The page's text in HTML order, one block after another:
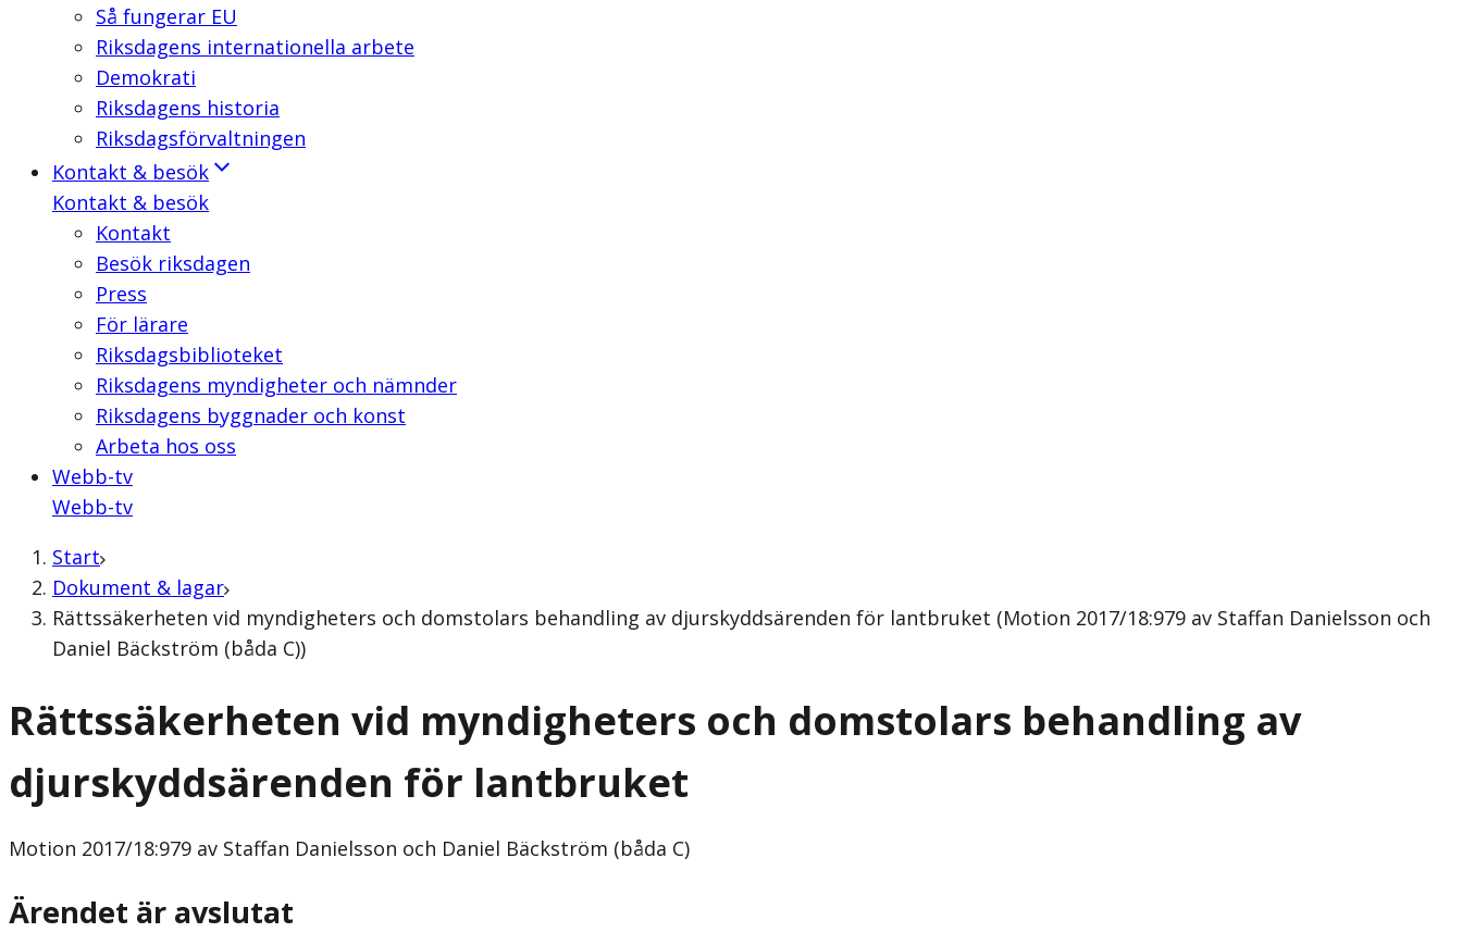
Så fungerar EU
Riksdagens internationella arbete
Demokrati
Riksdagens historia
Riksdagsförvaltningen
Kontakt & besök
Kontakt & besök
Kontakt
Besök riksdagen
Press
För lärare
Riksdagsbiblioteket
Riksdagens myndigheter och nämnder
Riksdagens byggnader och konst
Arbeta hos oss
Webb-tv
Webb-tv
Start
Dokument & lagar
Rättssäkerheten vid myndigheters och domstolars behandling av djurskyddsärenden för lantbruket (Motion 2017/18:979 av Staffan Danielsson och
Daniel Bäckström (båda C))
Rättssäkerheten vid myndigheters och domstolars behandling av
djurskyddsärenden för lantbruket
Motion 2017/18:979 av Staffan Danielsson och Daniel Bäckström (båda C)
Ärendet är avslutat